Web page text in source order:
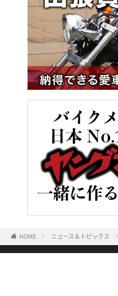
HOME ニュース＆トピックス